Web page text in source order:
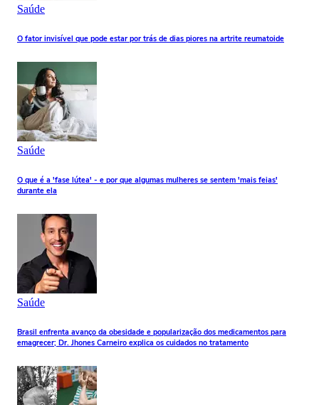
Saúde
O fator invisível que pode estar por trás de dias piores na artrite reumatoide
Saúde
O que é a 'fase lútea' - e por que algumas mulheres se sentem 'mais feias'
durante ela
Saúde
Brasil enfrenta avanço da obesidade e popularização dos medicamentos para
emagrecer; Dr. Jhones Carneiro explica os cuidados no tratamento